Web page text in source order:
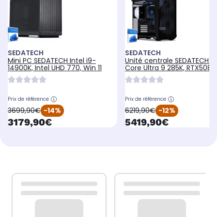
SEDATECH
Mini PC SEDATECH Intel i9-
14900K, Intel UHD 770, Win 11
Prix de référence
oldPrice
3699,90€ -14%
currentPrice
3179,90€
SEDATECH
Unité centrale SEDATECH
Core Ultra 9 285K,
11
Prix de référence
oldPrice
6219,90€ -12%
currentPrice
5419,90€